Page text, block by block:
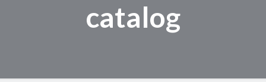
catalog